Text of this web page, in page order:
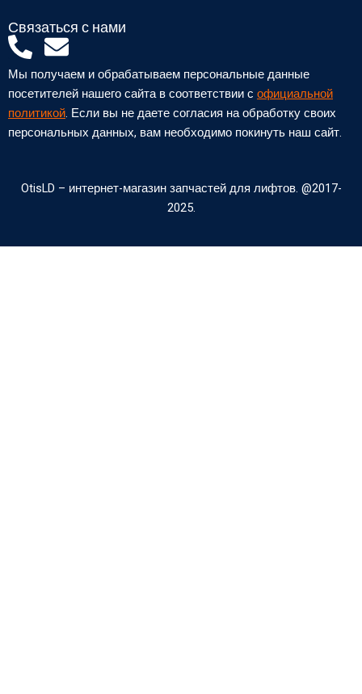
Связаться с нами
P
h
o
n
e
a
t
E
n
v
e
l
p
Мы получаем и обрабатываем персональные данные
посетителей нашего сайта в соответствии с официальной
политикой. Если вы не даете согласия на обработку своих
персональных данных, вам необходимо покинуть наш сайт.
OtisLD – интернет-магазин запчастей для лифтов. @2017-
2025.